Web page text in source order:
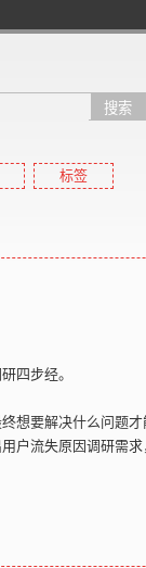
域名,高收录域名,高
标签
四步经。
想要解决什么问题
户流失原因调研需